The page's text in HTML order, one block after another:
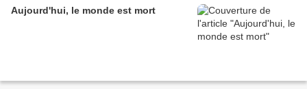
Aujourd'hui, le monde est mort